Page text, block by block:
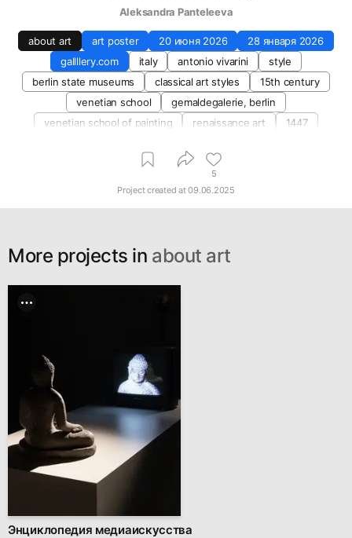
Aleksandra Panteleeva
about art art poster 20 июня 2026
28 января 2026
gallllery.com
italy antonio vivarini
style
berlin state museums
classical art styles
15th century
venetian school
gemaldegalerie, berlin
venetian school of painting
renaissance art 1447
5
Project created at09.06.2025
More projects in about art
Энциклопедия медиаискусства